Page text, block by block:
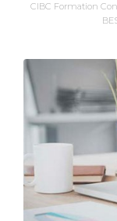
CIBC Formation